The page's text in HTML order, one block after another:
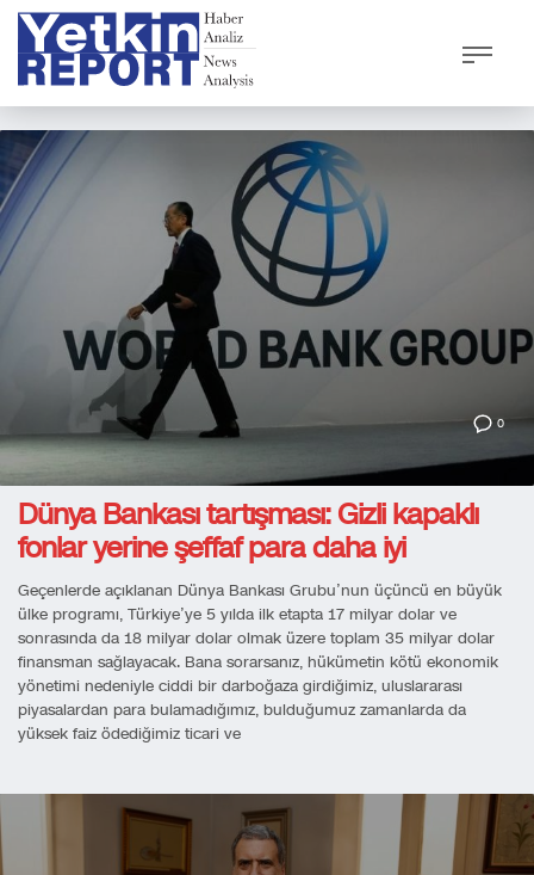
0
Dünya Bankası tartışması: Gizli kapaklı
fonlar yerine şeffaf para daha iyi
Geçenlerde açıklanan Dünya Bankası Grubu’nun üçüncü en büyük
ülke programı, Türkiye’ye 5 yılda ilk etapta 17 milyar dolar ve
sonrasında da 18 milyar dolar olmak üzere toplam 35 milyar dolar
finansman sağlayacak. Bana sorarsanız, hükümetin kötü ekonomik
yönetimi nedeniyle ciddi bir darboğaza girdiğimiz, uluslararası
piyasalardan para bulamadığımız, bulduğumuz zamanlarda da
yüksek faiz ödediğimiz ticari ve